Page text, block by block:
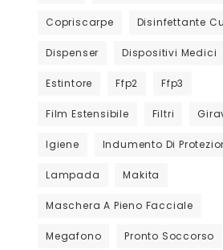
Copriscarpe Disinfettante
Dispenser Dispositivi Medici
Estintore Ffp2 Ffp3
Film Estensibile Filtri
Igiene Indumento Di
Lampada Makita
Maschera A Pieno Facciale
Megafono Pronto Soccorso